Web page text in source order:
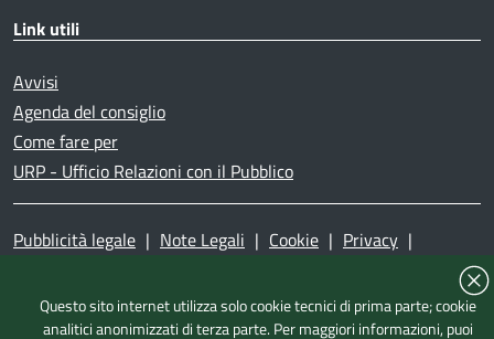
Link utili
Avvisi
Agenda del consiglio
Come fare per
URP - Ufficio Relazioni con il Pubblico
Pubblicità legale | Note Legali | Cookie | Privacy |
Questo sito internet utilizza solo cookie tecnici di prima parte; cookie
analitici anonimizzati di terza parte. Per maggiori informazioni, puoi